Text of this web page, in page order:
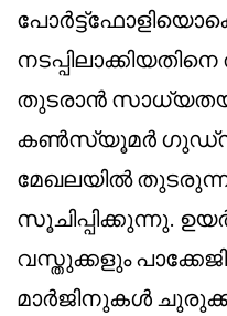
തുടരാൻ
കൺസ്യൂമർ ഗുഡ്സ്
മേഖലയിൽ
സൂചിപ്പിക്കുന്നു.
വസ്തുക്കളും
മാർജിനുകൾ